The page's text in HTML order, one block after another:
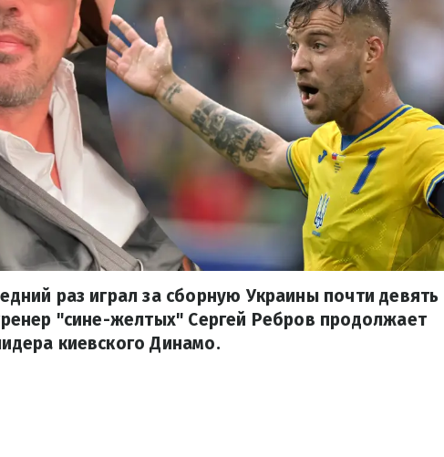
раз играл за сборную Украины почти девять
"сине-желтых" Сергей Ребров продолжает
киевского Динамо.